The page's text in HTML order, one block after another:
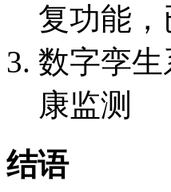
复功能
数字孪
康监测
结语